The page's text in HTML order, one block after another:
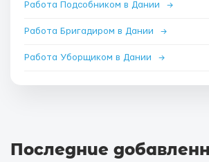
Работа Подсобником в Дании →
Работа Бригадиром в Дании →
Работа Уборщиком в Дании →
Последние